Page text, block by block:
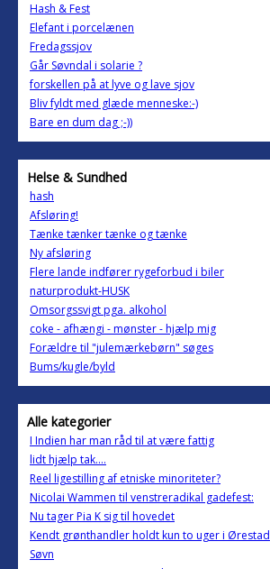
Hash & Fest
Elefant i porcelænen
Fredagssjov
Går Søvndal i solarie ?
forskellen på at lyve og lave sjov
Bliv fyldt med glæde menneske:-)
Bare en dum dag ;-))
Helse & Sundhed
hash
Afsløring!
Tænke tænker tænke og tænke
Ny afsløring
Flere lande indfører rygeforbud i biler
naturprodukt-HUSK
Omsorgssvigt pga. alkohol
coke - afhængi - mønster - hjælp mig
Forældre til "julemærkebørn" søges
Bums/kugle/byld
Alle kategorier
I Indien har man råd til at være fattig
lidt hjælp tak....
Reel ligestilling af etniske minoriteter?
Nicolai Wammen til venstreradikal gadefest:
Nu tager Pia K sig til hovedet
Kendt grønthandler holdt kun to uger i Ørestad
Søvn